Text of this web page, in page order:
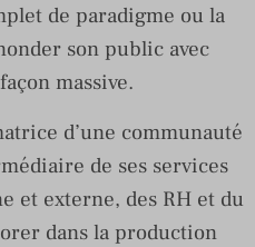
de paradigme ou la
son public avec
massive.
d’une communauté
de ses services
et externe, des RH et du
dans la production